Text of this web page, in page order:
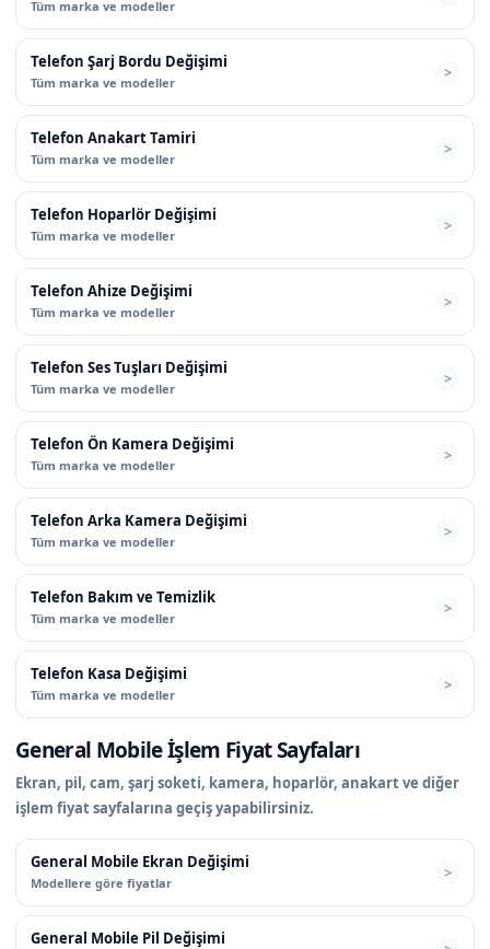
Tüm marka ve modeller
Telefon Şarj Bordu Değişimi
Tüm marka ve modeller
Telefon Anakart Tamiri
Tüm marka ve modeller
Telefon Hoparlör Değişimi
Tüm marka ve modeller
Telefon Ahize Değişimi
Tüm marka ve modeller
Telefon Ses Tuşları Değişimi
Tüm marka ve modeller
Telefon Ön Kamera Değişimi
Tüm marka ve modeller
Telefon Arka Kamera Değişimi
Tüm marka ve modeller
Telefon Bakım ve Temizlik
Tüm marka ve modeller
Telefon Kasa Değişimi
Tüm marka ve modeller
General Mobile İşlem Fiyat Sayfaları
Ekran, pil, cam, şarj soketi, kamera, hoparlör, anakart ve diğer
işlem fiyat sayfalarına geçiş yapabilirsiniz.
General Mobile Ekran Değişimi
Modellere göre fiyatlar
General Mobile Pil Değişimi